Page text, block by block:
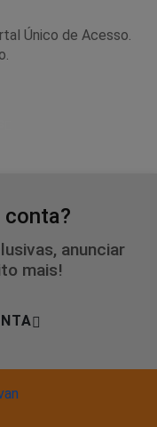
Único de Acesso.
conta?
anunciar
mais!